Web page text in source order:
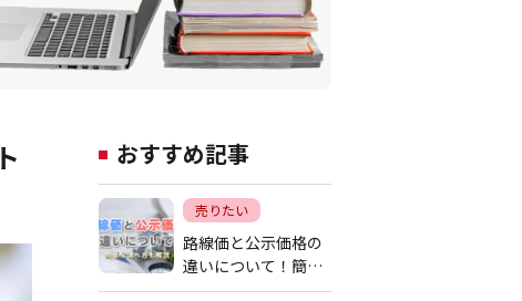
おすすめ記事
売りたい
路線価と公示価格の
違いについて！簡単
な調べ方も解説